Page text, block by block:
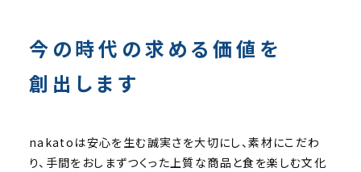
今の時代の求める価値を
創出します
nakato は安心を生む誠実さを大切にし、素材にこだわ
り、手間をおしまずつくった上質な商品と食を楽しむ文化